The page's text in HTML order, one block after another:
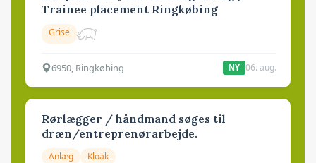
Trainee placement Ringkøbing
Grise
6950, Ringkøbing NY 06. aug.
Rørlægger / håndmand søges til
dræn/entreprenørarbejde.
Anlæg Kloak